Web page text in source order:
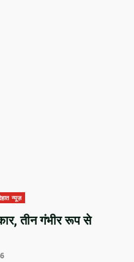
न्यूज़
तीन गंभीर रूप से